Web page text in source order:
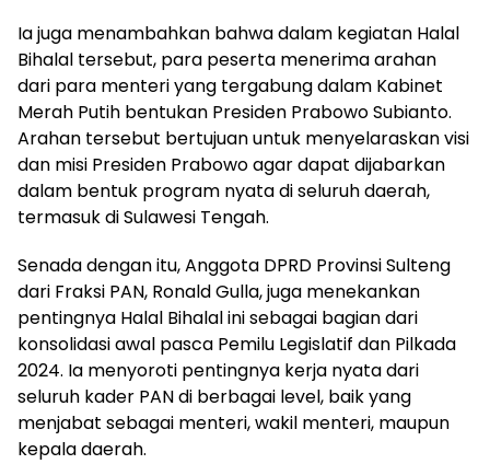
Ia juga menambahkan bahwa dalam kegiatan Halal
Bihalal tersebut, para peserta menerima arahan
dari para menteri yang tergabung dalam Kabinet
Merah Putih bentukan Presiden Prabowo Subianto.
Arahan tersebut bertujuan untuk menyelaraskan visi
dan misi Presiden Prabowo agar dapat dijabarkan
dalam bentuk program nyata di seluruh daerah,
termasuk di Sulawesi Tengah.
Senada dengan itu, Anggota DPRD Provinsi Sulteng
dari Fraksi PAN, Ronald Gulla, juga menekankan
pentingnya Halal Bihalal ini sebagai bagian dari
konsolidasi awal pasca Pemilu Legislatif dan Pilkada
2024. Ia menyoroti pentingnya kerja nyata dari
seluruh kader PAN di berbagai level, baik yang
menjabat sebagai menteri, wakil menteri, maupun
kepala daerah.